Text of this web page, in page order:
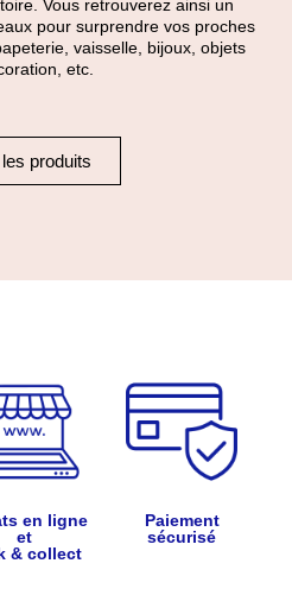
Vous retrouverez ainsi un
pour surprendre vos proches
vaisselle, bijoux, objets
etc.
produits
en ligne
et
& collect
Paiement
sécurisé